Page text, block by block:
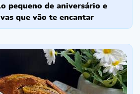
que vão te encantar